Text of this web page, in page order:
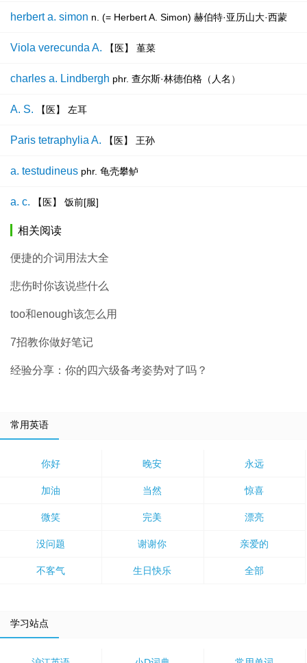
herbert a. simon n. (= Herbert A. Simon) 赫伯特·亚历山大·西蒙
Viola verecunda A. 【医】 堇菜
charles a. Lindbergh phr. 查尔斯·林德伯格（人名）
A. S. 【医】 左耳
Paris tetraphylia A. 【医】 王孙
a. testudineus phr. 龟壳攀鲈
a. c. 【医】 饭前[服]
相关阅读
便捷的介词用法大全
悲伤时你该说些什么
too和enough该怎么用
7招教你做好笔记
经验分享：你的四六级备考姿势对了吗？
常用英语
你好 晚安 永远
加油 当然 惊喜
微笑 完美 漂亮
没问题 谢谢你 亲爱的
不客气 生日快乐 全部
学习站点